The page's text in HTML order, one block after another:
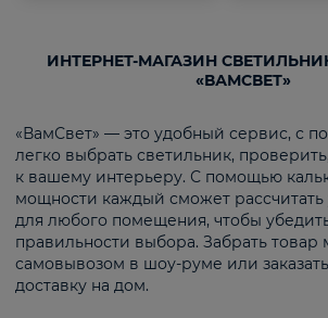
ИНТЕРНЕТ-МАГАЗИН
«ВАМСВЕТ»
«ВамСвет» — это удобный сервис, с
легко выбрать светильник,
к вашему интерьеру. С помощью
мощности каждый сможет рассчитать
для любого помещения, чтобы
правильности выбора. Забрать товар
самовывозом в шоу-руме или
доставку на дом.